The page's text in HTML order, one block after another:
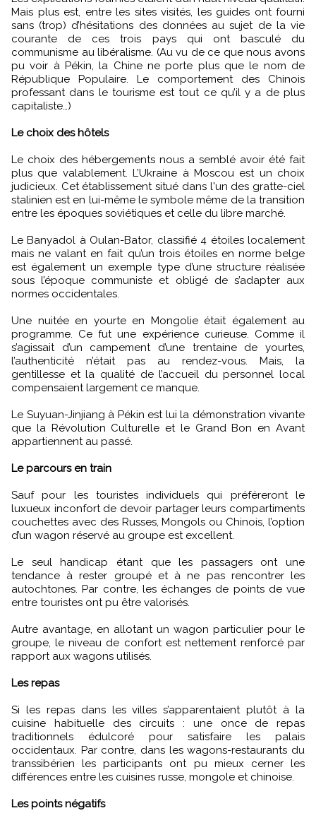
Mais plus est, entre les sites visités, les guides ont fourni
sans (trop) d’hésitations des données au sujet de la vie
courante de ces trois pays qui ont basculé du
communisme au libéralisme. (Au vu de ce que nous avons
pu voir à Pékin, la Chine ne porte plus que le nom de
République Populaire. Le comportement des Chinois
professant dans le tourisme est tout ce qu’il y a de plus
capitaliste…)
Le choix des hôtels
Le choix des hébergements nous a semblé avoir été fait
plus que valablement. L’Ukraine à Moscou est un choix
judicieux. Cet établissement situé dans l'un des gratte-ciel
stalinien est en lui-même le symbole même de la transition
entre les époques soviétiques et celle du libre marché.
Le Banyadol à Oulan-Bator, classifié 4 étoiles localement
mais ne valant en fait qu’un trois étoiles en norme belge
est également un exemple type d’une structure réalisée
sous l’époque communiste et obligé de s’adapter aux
normes occidentales.
Une nuitée en yourte en Mongolie était également au
programme. Ce fut une expérience curieuse. Comme il
s’agissait d’un campement d’une trentaine de yourtes,
l’authenticité n’était pas au rendez-vous. Mais, la
gentillesse et la qualité de l’accueil du personnel local
compensaient largement ce manque.
Le Suyuan-Jinjiang à Pékin est lui la démonstration vivante
que la Révolution Culturelle et le Grand Bon en Avant
appartiennent au passé.
Le parcours en train
Sauf pour les touristes individuels qui préféreront le
luxueux inconfort de devoir partager leurs compartiments
couchettes avec des Russes, Mongols ou Chinois, l’option
d’un wagon réservé au groupe est excellent.
Le seul handicap étant que les passagers ont une
tendance à rester groupé et à ne pas rencontrer les
autochtones. Par contre, les échanges de points de vue
entre touristes ont pu être valorisés.
Autre avantage, en allotant un wagon particulier pour le
groupe, le niveau de confort est nettement renforcé par
rapport aux wagons utilisés.
Les repas
Si les repas dans les villes s’apparentaient plutôt à la
cuisine habituelle des circuits : une once de repas
traditionnels édulcoré pour satisfaire les palais
occidentaux. Par contre, dans les wagons-restaurants du
transsibérien les participants ont pu mieux cerner les
différences entre les cuisines russe, mongole et chinoise.
Les points négatifs